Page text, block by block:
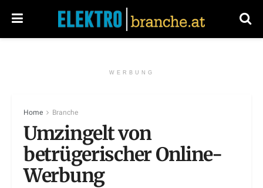
WERBUNG
Home Branche
Umzingelt von
betrügerischer Online-
Werbung